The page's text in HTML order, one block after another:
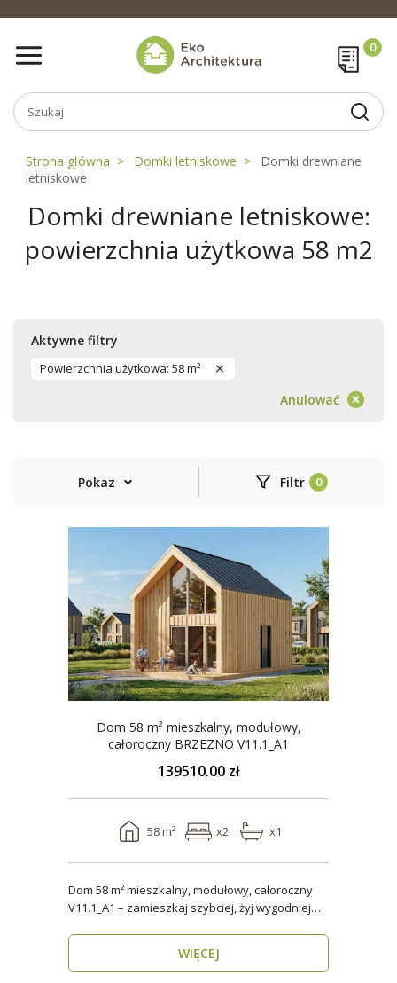
Strona główna Domki letniskowe
Domki drewniane
letniskowe
Domki drewniane letniskowe:
powierzchnia użytkowa 58 m2
Aktywne filtry
Powierzchnia użytkowa: 58 m²
Anulować
Pokaz Filtr
Dom 58 m² mieszkalny, modułowy,
całoroczny BRZEZNO V11.1_A1
139510.00 zł
58 m² x2 x1
Dom 58 m² mieszkalny, modułowy, całoroczny
V11.1_A1 – zamieszkaj szybciej, żyj wygodniej
WIĘCEJ